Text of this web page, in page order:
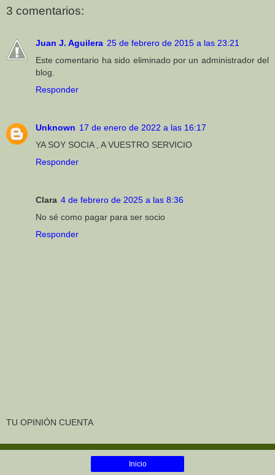
3 comentarios:
Juan J. Aguilera 25 de febrero de 2015 a las 23:21
Este comentario ha sido eliminado por un administrador del
blog.
Responder
Unknown 17 de enero de 2022 a las 16:17
YA SOY SOCIA , A VUESTRO SERVICIO
Responder
Clara 4 de febrero de 2025 a las 8:36
No sé como pagar para ser socio
Responder
TU OPINIÓN CUENTA
Inicio